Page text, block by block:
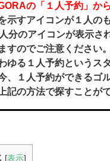
の「１人予約」か
示すアイコンが１人の
分のアイコンが表示さ
すのでご注意ください。
ゆる１人予約というス
、１人予約ができるゴ
記の方法で探すことが
[表示]